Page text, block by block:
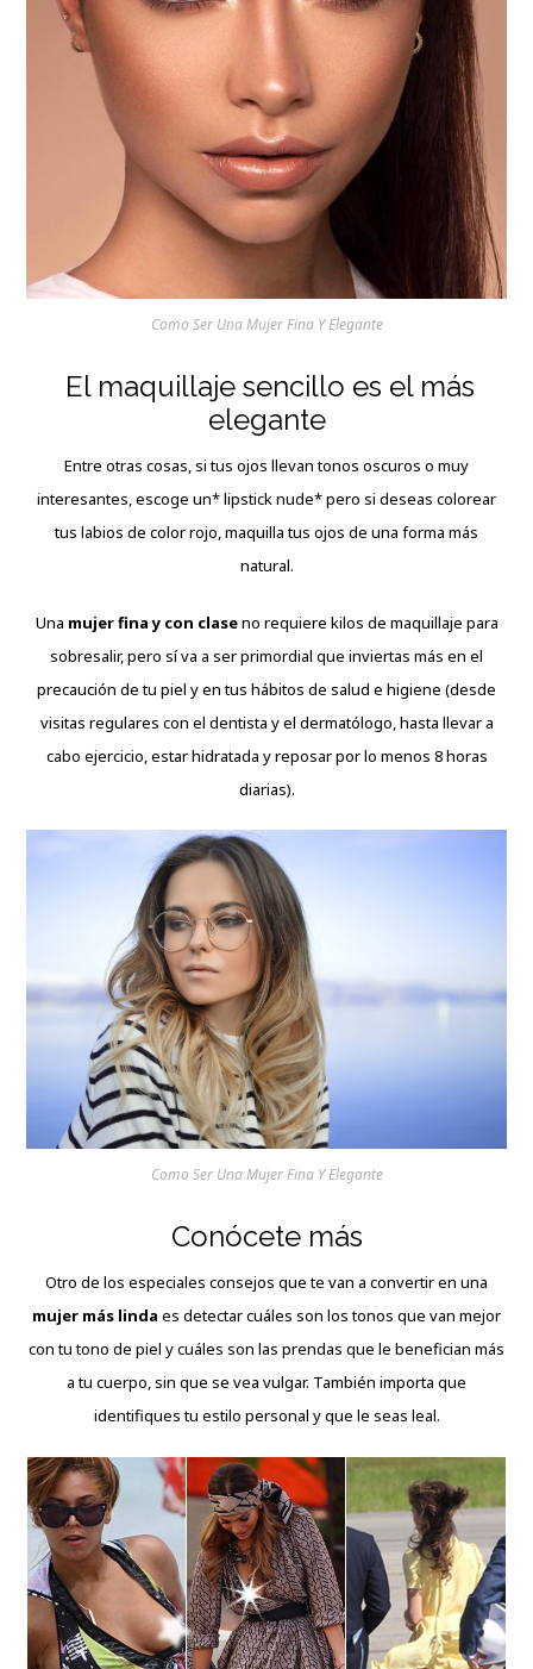
Como Ser Una Mujer Fina Y Elegante
El maquillaje sencillo es el más
elegante
Entre otras cosas, si tus ojos llevan tonos oscuros o muy
interesantes, escoge un* lipstick nude* pero si deseas colorear
tus labios de color rojo, maquilla tus ojos de una forma más
natural.
Una mujer fina y con claseno requiere kilos de maquillaje para
sobresalir, pero sí va a ser primordial que inviertas más en el
precaución de tu piel y en tus hábitos de salud e higiene (desde
visitas regulares con el dentista y el dermatólogo, hasta llevar a
cabo ejercicio, estar hidratada y reposar por lo menos 8 horas
diarias).
Como Ser Una Mujer Fina Y Elegante
Conócete más
Otro de los especiales consejos que te van a convertir en una
mujer más linda es detectar cuáles son los tonos que van mejor
con tu tono de piel y cuáles son las prendas que le benefician más
a tu cuerpo, sin que se vea vulgar. También importa que
identifiques tu estilo personal y que le seas leal.